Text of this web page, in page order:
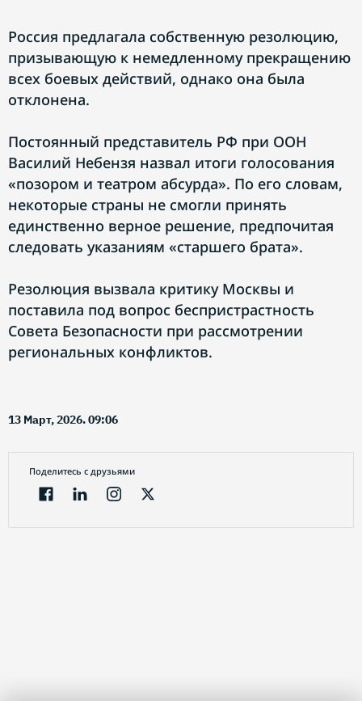
Россия предлагала собственную резолюцию,
призывающую к немедленному прекращению
всех боевых действий, однако она была
отклонена.
Постоянный представитель РФ при ООН
Василий Небензя назвал итоги голосования
«позором и театром абсурда». По его словам,
некоторые страны не смогли принять
единственно верное решение, предпочитая
следовать указаниям «старшего брата».
Резолюция вызвала критику Москвы и
поставила под вопрос беспристрастность
Совета Безопасности при рассмотрении
региональных конфликтов.
13 Март, 2026. 09:06
Поделитесь с друзьями